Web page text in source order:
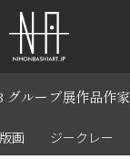
グループ展作品作家
画 ジークレー